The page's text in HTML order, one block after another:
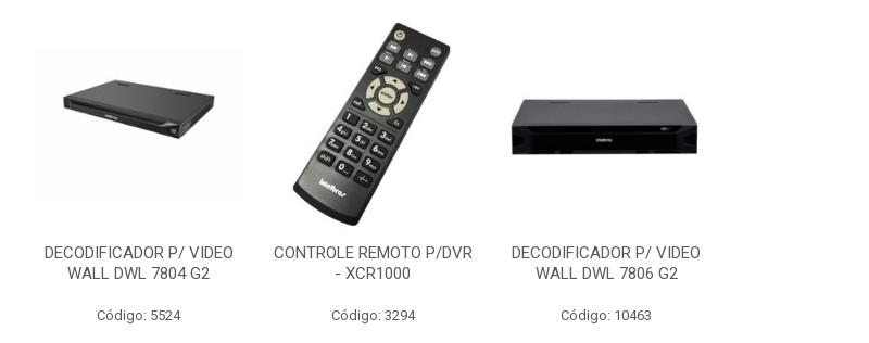
DECODIFICADOR P/ VIDEO
WALL DWL 7804 G2
Código: 5524
CONTROLE REMOTO P/DVR
- XCR1000
Código: 3294
DECODIFICADOR P/ VIDEO
WALL DWL 7806 G2
Código: 10463